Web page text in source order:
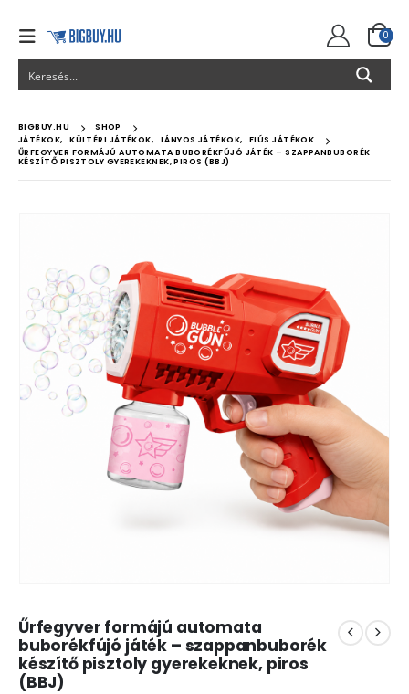
0
BIGBUY.HU
SHOP
JÁTÉKOK, KÜLTÉRI JÁTÉKOK, LÁNYOS JÁTÉKOK,
FIÚS JÁTÉKOK
ŰRFEGYVER FORMÁJÚ AUTOMATA BUBORÉKFÚJÓ JÁTÉK – SZAPPANBUBORÉK
KÉSZÍTŐ PISZTOLY GYEREKEKNEK, PIROS (BBJ)
Űrfegyver formájú automata
buborékfújó játék – szappanbuborék
készítő pisztoly gyerekeknek, piros
(BBJ)